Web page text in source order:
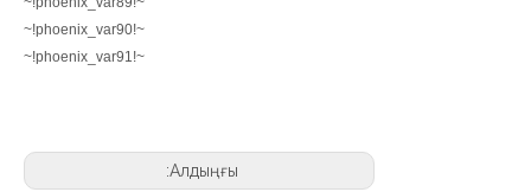
~!phoenix_var90!~
~!phoenix_var91!~
Алдыңғы: